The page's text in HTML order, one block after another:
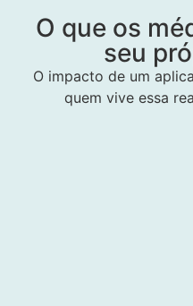
O que os
seu
O impacto de um
quem vive essa